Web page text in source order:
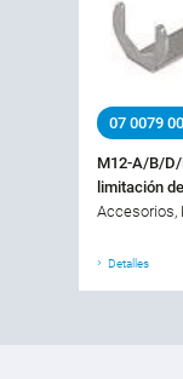
07 0079
M12-A/B/
limitación
Accesorios,
Detalles